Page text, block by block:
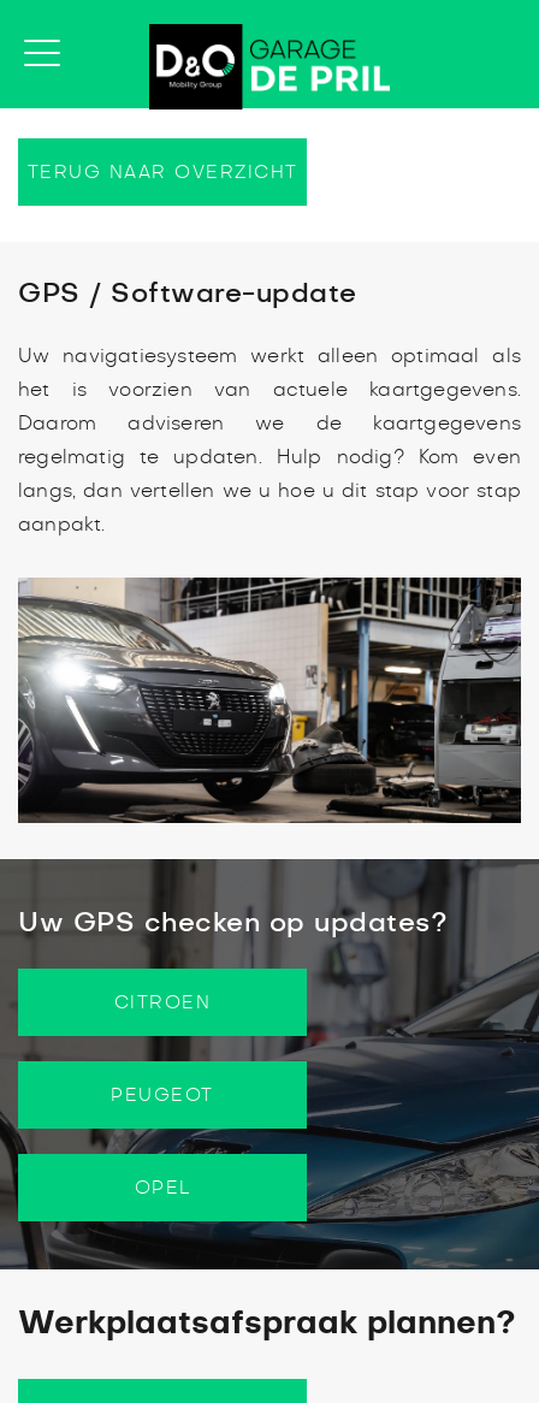
TERUG NAAR OVERZICHT
GPS / Software-update
Uw navigatiesysteem werkt alleen optimaal als
het is voorzien van actuele kaartgegevens.
Daarom adviseren we de kaartgegevens
regelmatig te updaten. Hulp nodig? Kom even
langs, dan vertellen we u hoe u dit stap voor stap
aanpakt.
Uw GPS checken op updates?
CITROEN
PEUGEOT
OPEL
Werkplaatsafspraak plannen?